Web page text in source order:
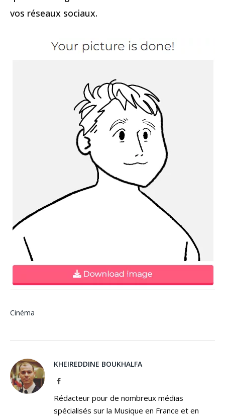
vos réseaux sociaux.
Cinéma
KHEIREDDINE BOUKHALFA
Facebook
Rédacteur pour de nombreux médias
spécialisés sur la Musique en France et en